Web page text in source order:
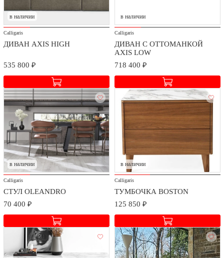
в наличии
Calligaris
ДИВАН AXIS HIGH
535 800 ₽
в наличии
Calligaris
ДИВАН С ОТТОМАНКОЙ
AXIS LOW
718 400 ₽
в наличии
Calligaris
СТУЛ OLEANDRO
70 400 ₽
в наличии
Calligaris
ТУМБОЧКА BOSTON
125 850 ₽